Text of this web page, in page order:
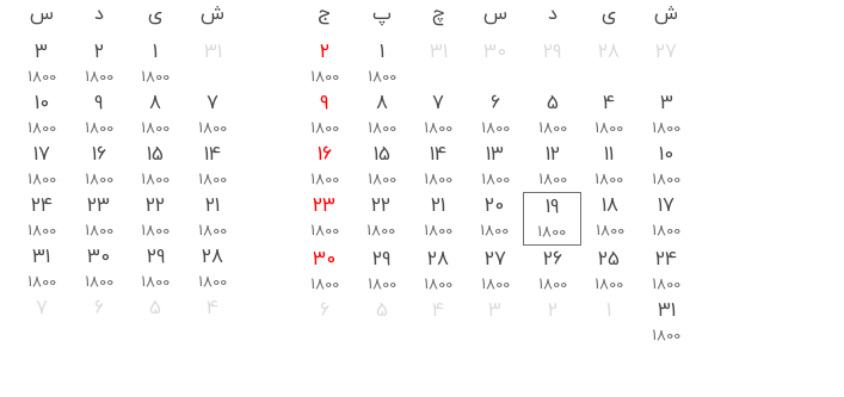
ش ی د س چ پ
ج
27
28
29
30
31
1
1800
2
1800
3
1800
4
1800
5
1800
6
1800
7
1800
8
1800
9
1800
10
1800
11
1800
12
1800
13
1800
14
1800
15
1800
16
1800
17
1800
18
1800
19
1800
20
1800
21
1800
22
1800
23
1800
24
1800
25
1800
26
1800
27
1800
28
1800
29
1800
30
1800
31
1800
1
2
3
4
5
6
ش ی د س
31
1
1800
2
1800
3
1800
7
1800
8
1800
9
1800
10
1800
14
1800
15
1800
16
1800
17
1800
21
1800
22
1800
23
1800
24
1800
28
1800
29
1800
30
1800
31
1800
4
5
6
7